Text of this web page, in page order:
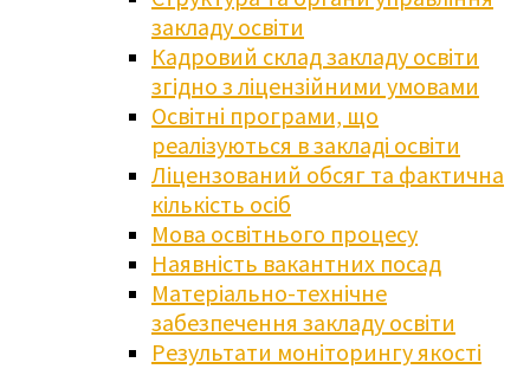
закладу освіти
Кадровий склад закладу освіти
згідно з ліцензійними умовами
Освітні програми, що
реалізуються в закладі освіти
Ліцензований обсяг та фактична
кількість осіб
Мова освітнього процесу
Наявність вакантних посад
Матеріально-технічне
забезпечення закладу освіти
Результати моніторингу якості